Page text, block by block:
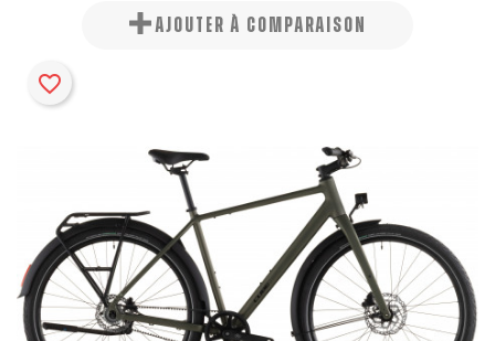
AJOUTER À COMPARAISON
favorite_border